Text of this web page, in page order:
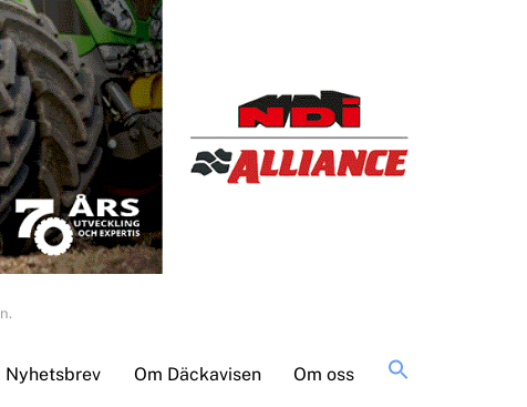
Nyhetsbrev Om Däckavisen Om oss